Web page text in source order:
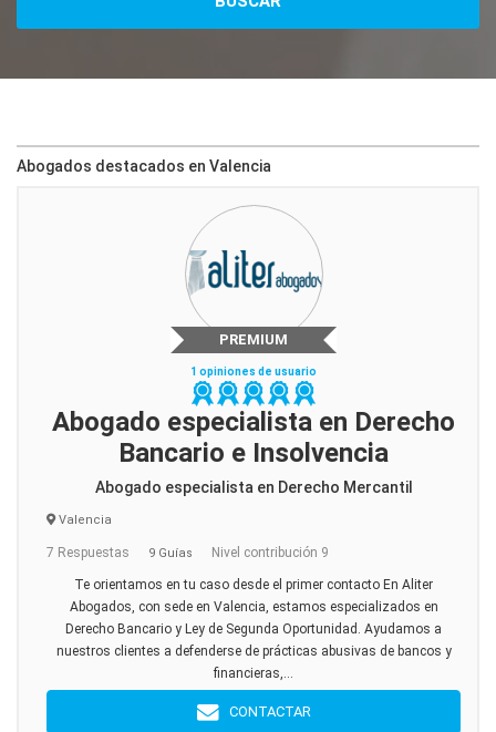
Abogados destacados en Valencia
PREMIUM
1 opiniones de usuario
Abogado especialista en Derecho
Bancario e Insolvencia
Abogado especialista en Derecho Mercantil
Valencia
7 Respuestas 9 Guías Nivel contribución 9
Te orientamos en tu caso desde el primer contacto En Aliter
Abogados, con sede en Valencia, estamos especializados en
Derecho Bancario y Ley de Segunda Oportunidad. Ayudamos a
nuestros clientes a defenderse de prácticas abusivas de bancos y
financieras,...
CONTACTAR